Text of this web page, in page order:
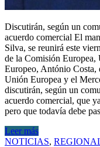
Discutirán, según un
acuerdo comercial El
Silva, se reunirá este
de la Comisión
Europeo, António Costa,
Unión Europea y el
discutirán, según un
acuerdo comercial, que
pero que todavía debe
Leer más
NOTICIAS,